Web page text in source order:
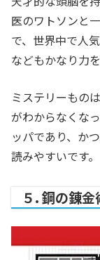
医のワトソンと
で、世界中で人
などもかなり力
ミステリーもの
がわからなくな
ッパであり、か
読みやすいです。
５. 鋼の錬